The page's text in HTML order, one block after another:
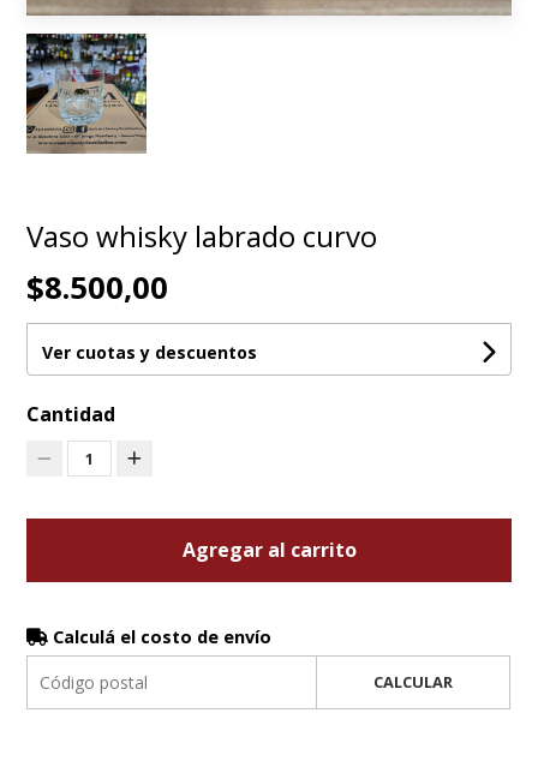
Vaso whisky labrado curvo
$8.500,00
Ver cuotas y descuentos
Cantidad
1
Agregar al carrito
Calculá el costo de envío
CALCULAR